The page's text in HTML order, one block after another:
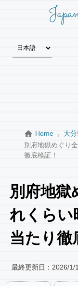
Home 大
別府地獄めぐり
徹底検証！
別府地獄
れくらい
当たり徹
最終更新日： 2026/1/